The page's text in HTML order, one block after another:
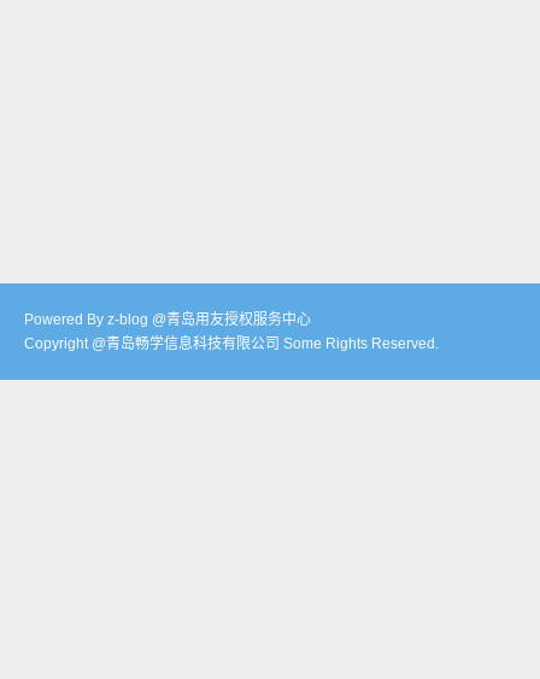
Powered By z-blog @青岛用友授权服务中心
Copyright @青岛畅学信息科技有限公司 Some Rights Reserved.